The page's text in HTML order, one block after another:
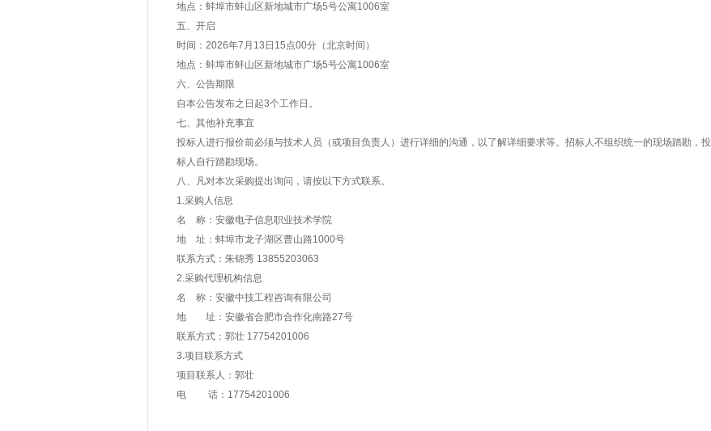
地点：蚌埠市蚌山区新地城市广场5号公寓1006室
五、开启
时间：2026年7月13日15点00分（北京时间）
地点：蚌埠市蚌山区新地城市广场5号公寓1006室
六、公告期限
自本公告发布之日起3个工作日。
七、其他补充事宜
投标人进行报价前必须与技术人员（或项目负责人）进行详细的沟通，以了解详细要求等。招标人不组织统一的现场踏勘，投
标人自行踏勘现场。
八、凡对本次采购提出询问，请按以下方式联系。
1.采购人信息
名 称：安徽电子信息职业技术学院
地 址：蚌埠市龙子湖区曹山路1000号
联系方式：朱锦秀 13855203063
2.采购代理机构信息
名 称：安徽中技工程咨询有限公司
地 址：安徽省合肥市合作化南路27号
联系方式：郭壮 17754201006
3.项目联系方式
项目联系人：郭壮
电 话：17754201006